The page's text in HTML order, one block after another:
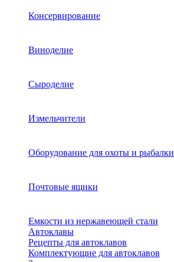
Консервирование
Виноделие
Сыроделие
Измельчители
Оборудование для охоты и рыбалки
Почтовые ящики
Емкости из нержавеющей стали
Автоклавы
Рецепты для автоклавов
Комплектующие для автоклавов